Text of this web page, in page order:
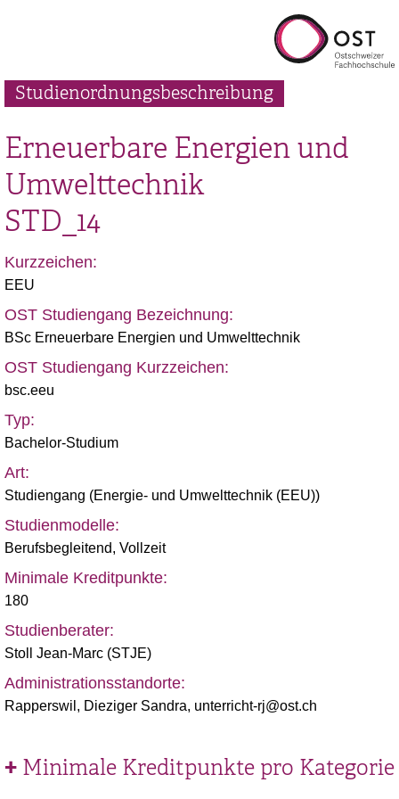
Studienordnungsbeschreibung
Erneuerbare Energien und
Umwelttechnik
STD_14
Kurzzeichen:
EEU
OST Studiengang Bezeichnung:
BSc Erneuerbare Energien und Umwelttechnik
OST Studiengang Kurzzeichen:
bsc.eeu
Typ:
Bachelor-Studium
Art:
Studiengang (Energie- und Umwelttechnik (EEU))
Studienmodelle:
Berufsbegleitend, Vollzeit
Minimale Kreditpunkte:
180
Studienberater:
Stoll Jean-Marc (STJE)
Administrationsstandorte:
Rapperswil, Dieziger Sandra, unterricht-rj@ost.ch
Minimale Kreditpunkte pro Kategorie